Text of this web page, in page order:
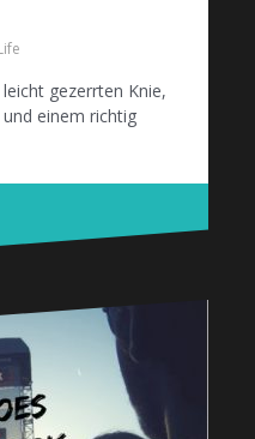
gezerrten Knie,
einem richtig